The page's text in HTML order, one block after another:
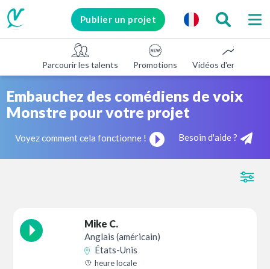
Publier un projet
Parcourir les talents Promotions Vidéos d'entreprise
Embauchez des comédiens de voix
Monstre pour votre projet
Voyez comment cela fonctionne ! Besoin d'aide ?
Mike C.
Anglais (américain)
États-Unis
heure locale